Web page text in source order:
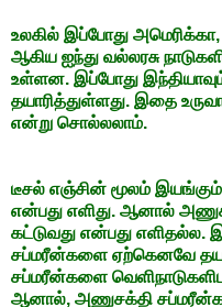
உலகில் இப்போது அமெரிக்கா,
ஆகிய ஐந்து வல்லரசு
உள்ளன. இப்போது
தயாரித்துள்ளது. இதை
என்று சொல்லலாம்.
டீசல் எஞ்சின் மூலம்
என்பது எளிது. ஆனால்
கட்டுவது என்பது எளிதல்ல.
சப்மரீன்களை ஏற்கெனவே
சப்மரீன்களை
ஆனால், அணுசக்தி